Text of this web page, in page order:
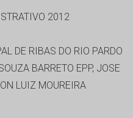
2012
DE RIBAS DO RIO PARDO
BARRETO EPP, JOSE
LUIZ MOUREIRA